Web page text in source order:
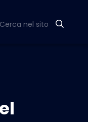
Cerca nel sito